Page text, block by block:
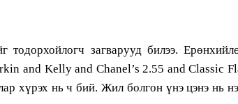
загварууд билээ.
and Kelly and Chanel’s 2.55 and Classic
хүрэх нь ч бий. Жил болгон үнэ цэнэ нь